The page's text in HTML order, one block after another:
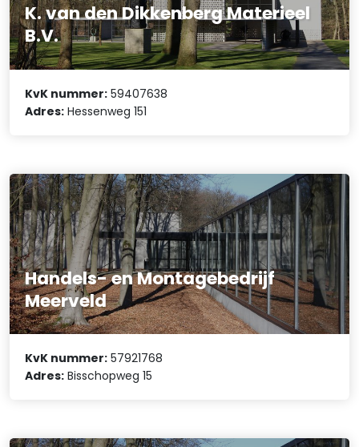
K. van den Dikkenberg Materieel
B.V.
KvK nummer: 59407638
Adres: Hessenweg 151
Handels- en Montagebedrijf
Meerveld
KvK nummer: 57921768
Adres: Bisschopweg 15